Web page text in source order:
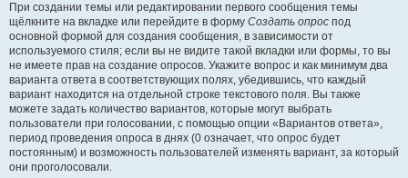
При создании темы или редактировании первого сообщения темы
щёлкните на вкладке или перейдите в форму Создать опрос под
основной формой для создания сообщения, в зависимости от
используемого стиля; если вы не видите такой вкладки или формы, то вы
не имеете прав на создание опросов. Укажите вопрос и как минимум два
варианта ответа в соответствующих полях, убедившись, что каждый
вариант находится на отдельной строке текстового поля. Вы также
можете задать количество вариантов, которые могут выбрать
пользователи при голосовании, с помощью опции «Вариантов ответа»,
период проведения опроса в днях (0 означает, что опрос будет
постоянным) и возможность пользователей изменять вариант, за который
они проголосовали.